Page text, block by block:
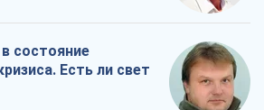
состояние
Есть ли свет